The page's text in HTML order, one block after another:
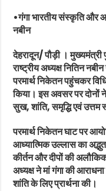
•गंगा भारतीय संस्कृति और
नबीन
देहरादून/ पौड़ी । मुख्यमंत्री
राष्ट्रीय अध्यक्ष नितिन
परमार्थ निकेतन पहुंचकर
किया। इस अवसर पर दोनों
सुख, शांति, समृद्धि एवं उत्तम
परमार्थ निकेतन घाट पर
आध्यात्मिक उल्लास का
कीर्तन और दीपों की
अध्यक्ष ने मां गंगा की
शांति के लिए प्रार्थना की।